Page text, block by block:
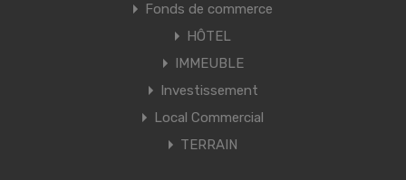
Fonds de commerce
HÔTEL
IMMEUBLE
Investissement
Local Commercial
TERRAIN